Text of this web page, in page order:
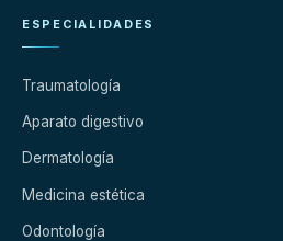
ESPECIALIDADES
Traumatología
Aparato digestivo
Dermatología
Medicina estética
Odontología